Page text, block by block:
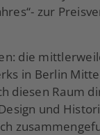
zur
die
in Berlin
diesen Raum
und